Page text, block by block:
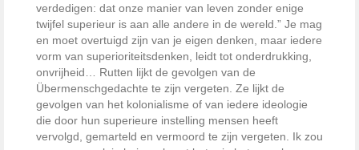
verdedigen: dat onze manier van leven zonder enige
twijfel superieur is aan alle andere in de wereld.” Je mag
en moet overtuigd zijn van je eigen denken, maar iedere
vorm van superioriteitsdenken, leidt tot onderdrukking,
onvrijheid… Rutten lijkt de gevolgen van de
Übermenschgedachte te zijn vergeten. Ze lijkt de
gevolgen van het kolonialisme of van iedere ideologie
die door hun superieure instelling mensen heeft
vervolgd, gemarteld en vermoord te zijn vergeten. Ik zou